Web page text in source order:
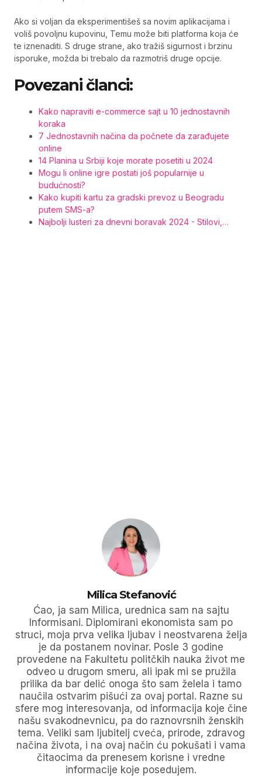
Ako si voljan da eksperimentišeš sa novim aplikacijama i
voliš povoljnu kupovinu, Temu može biti platforma koja će
te iznenaditi. S druge strane, ako tražiš sigurnost i brzinu
isporuke, možda bi trebalo da razmotriš druge opcije.
Povezani članci:
Kako napraviti e-commerce sajt u 10 jednostavnih
koraka
7 Jednostavnih načina da počnete da zarađujete
online
14 Planina u Srbiji koje morate posetiti u 2024
Mogu li online igre postati još popularnije u
budućnosti?
Kako kupiti kartu za gradski prevoz u Beogradu
putem SMS-a?
Najbolji lusteri za dnevni boravak 2024 - Stilovi,…
Milica Stefanović
Ćao, ja sam Milica, urednica sam na sajtu
Informisani. Diplomirani ekonomista sam po
struci, moja prva velika ljubav i neostvarena želja
je da postanem novinar. Posle 3 godine
provedene na Fakultetu politčkih nauka život me
odveo u drugom smeru, ali ipak mi se pružila
prilika da bar delić onoga što sam želela i tamo
naučila ostvarim pišući za ovaj portal. Razne su
sfere mog interesovanja, od informacija koje čine
našu svakodnevnicu, pa do raznovrsnih ženskih
tema. Veliki sam ljubitelj cveća, prirode, zdravog
načina života, i na ovaj način ću pokušati i vama
čitaocima da prenesem korisne i vredne
informacije koje posedujem.